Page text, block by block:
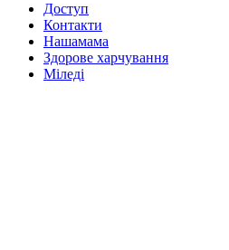
Доступ
Контакти
Нашамама
Здорове харчування
Міледі